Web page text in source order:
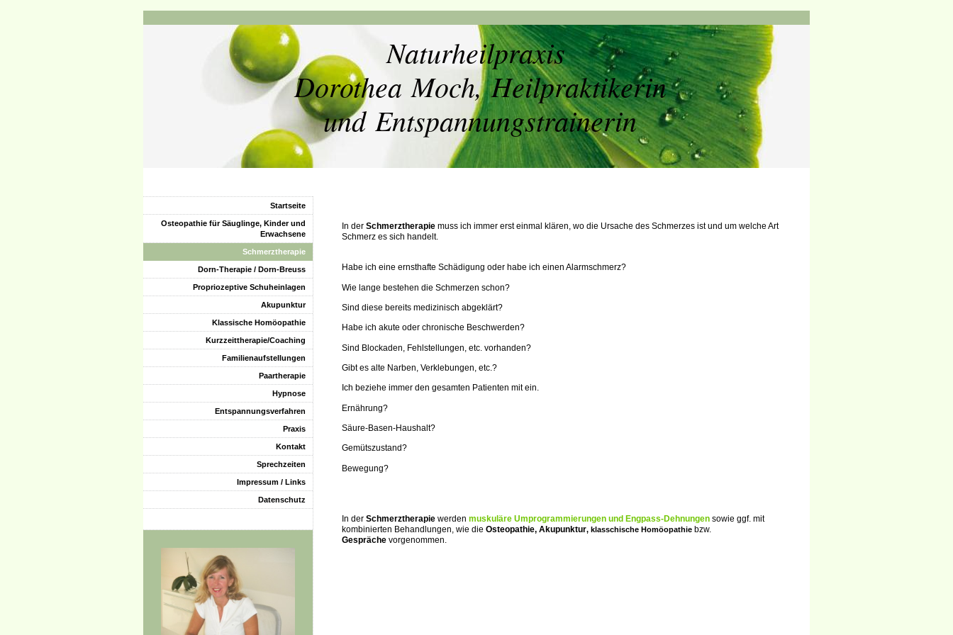
Naturheilpraxis
Dorothea Moch, Heilpraktikerin
und Entspannungstrainerin
In der Schmerztherapie muss ich immer erst einmal klären, wo die Ursache des Schmerzes ist und um welche Art
Schmerz es sich handelt.
Habe ich eine ernsthafte Schädigung oder habe ich einen Alarmschmerz?
Wie lange bestehen die Schmerzen schon?
Sind diese bereits medizinisch abgeklärt?
Habe ich akute oder chronische Beschwerden?
Sind Blockaden, Fehlstellungen, etc. vorhanden?
Gibt es alte Narben, Verklebungen, etc.?
Ich beziehe immer den gesamten Patienten mit ein.
Ernährung?
Säure-Basen-Haushalt?
Gemütszustand?
Bewegung?
In der Schmerztherapie werden muskuläre Umprogrammierungen und Engpass-Dehnungen sowie ggf. mit
kombinierten Behandlungen, wie die Osteopathie, Akupunktur, klasschische Homöopathie bzw.
Gespräche vorgenommen.
Startseite
Osteopathie für Säuglinge, Kinder und
Erwachsene
Schmerztherapie
Dorn-Therapie / Dorn-Breuss
Propriozeptive Schuheinlagen
Akupunktur
Klassische Homöopathie
Kurzzeittherapie/Coaching
Familienaufstellungen
Paartherapie
Hypnose
Entspannungsverfahren
Praxis
Kontakt
Sprechzeiten
Impressum / Links
Datenschutz